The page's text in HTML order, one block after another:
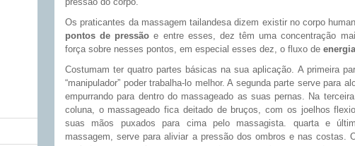
Os praticantes da massagem tailandesa dizem existir no corpo
pontos de pressão e entre esses, dez têm uma concentração
força sobre nesses pontos, em especial esses dez, o fluxo de
Costumam ter quatro partes básicas na sua aplicação. A primeira
“manipulador” poder trabalha-lo melhor. A segunda parte serve para
empurrando para dentro do massageado as suas pernas. Na
coluna, o massageado fica deitado de bruços, com os joelhos
suas mãos puxados para cima pelo massagista. quarta e
massagem, serve para aliviar a pressão dos ombros e nas costas.